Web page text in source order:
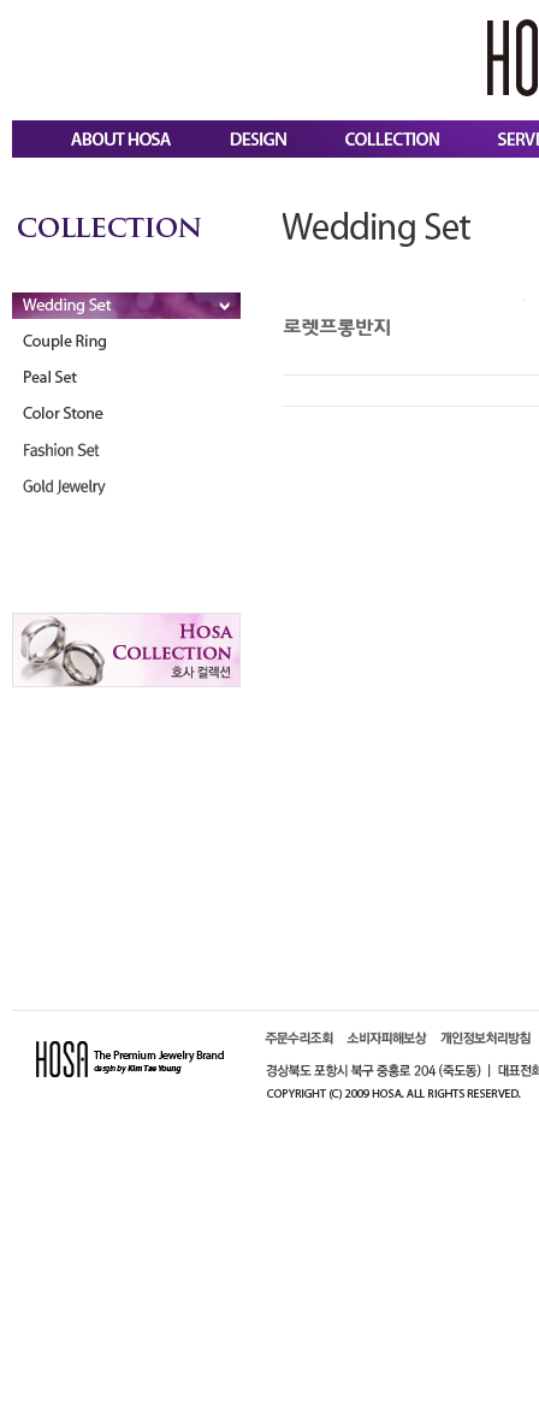
로렛프롱반지